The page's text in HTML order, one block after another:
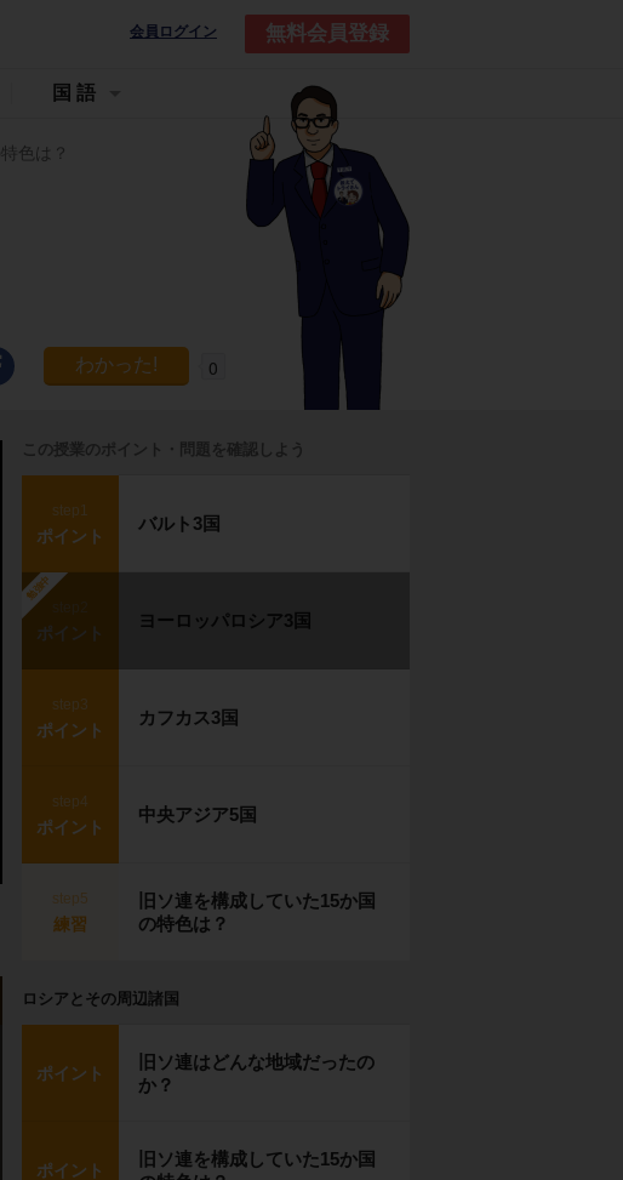
会員ログイン 無料会員登録
国語
色は？
0
この授業のポイント・問題を確認しよう
step1
ポイント
バルト3国
勉強中
ポイント
ヨーロッパロシア3国
step3
ポイント
カフカス3国
step4
ポイント
中央アジア5国
step5
練習
旧ソ連を構成していた15か国
の特色は？
ロシアとその周辺諸国
ポイント
旧ソ連はどんな地域だったの
か？
ポイント
旧ソ連を構成していた15か国